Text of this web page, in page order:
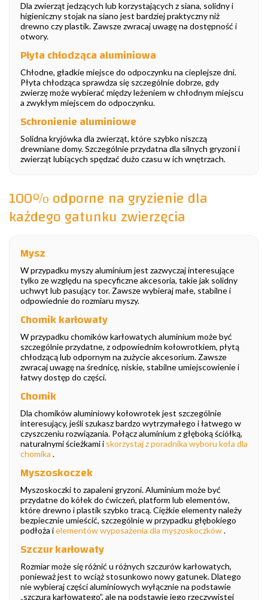
Dla zwierząt jedzących lub korzystających z siana, solidny i
higieniczny stojak na siano jest bardziej praktyczny niż
drewno czy plastik. Zawsze zwracaj uwagę na dostępność i
otwory.
Płyta chłodząca aluminiowa
Chłodne, gładkie miejsce do odpoczynku na cieplejsze dni.
Płyta chłodząca sprawdza się szczególnie dobrze, gdy
zwierzę może wybierać między leżeniem w chłodnym miejscu
a zwykłym miejscem do odpoczynku.
Schronienie aluminiowe
Solidna kryjówka dla zwierząt, które szybko niszczą
drewniane domy. Szczególnie przydatna dla silnych gryzoni i
zwierząt lubiących spędzać dużo czasu w ich wnętrzach.
100% odporne na gryzienie dla
każdego gatunku zwierzęcia
Mysz
W przypadku myszy aluminium jest zazwyczaj interesujące
tylko ze względu na specyficzne akcesoria, takie jak solidny
uchwyt lub pasujący tor. Zawsze wybieraj małe, stabilne i
odpowiednie do rozmiaru myszy.
Chomik karłowaty
W przypadku chomików karłowatych aluminium może być
szczególnie przydatne, z odpowiednim kołowrotkiem, płytą
chłodzącą lub odpornym na zużycie akcesorium. Zawsze
zwracaj uwagę na średnicę, niskie, stabilne umiejscowienie i
łatwy dostęp do części.
Chomik
Dla chomików aluminiowy kołowrotek jest szczególnie
interesujący, jeśli szukasz bardzo wytrzymałego i łatwego w
czyszczeniu rozwiązania. Połącz aluminium z głęboką ściółką,
naturalnymi ścieżkami i skorzystaj z poradnika wyboru koła dla
chomika .
Myszoskoczek
Myszoskoczki to zapaleni gryzoni. Aluminium może być
przydatne do kółek do ćwiczeń, platform lub elementów,
które drewno i plastik szybko tracą. Ciężkie elementy należy
bezpiecznie umieścić, szczególnie w przypadku głębokiego
podłoża ielementów wyposażenia dla myszoskoczków.
Szczur karłowaty
Rozmiar może się różnić u różnych szczurów karłowatych,
ponieważ jest to wciąż stosunkowo nowy gatunek. Dlatego
nie wybieraj części aluminiowych wyłącznie na podstawie
„szczura karłowatego”, ale na podstawie jego rzeczywistej